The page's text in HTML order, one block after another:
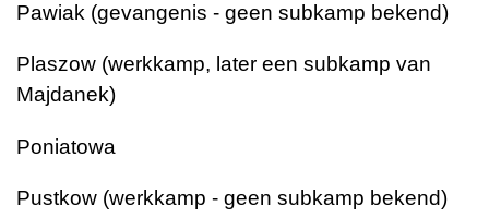
Pawiak (gevangenis - geen subkamp bekend)
Plaszow (werkkamp, ​​later een subkamp van
Majdanek)
Poniatowa
Pustkow (werkkamp - geen subkamp bekend)